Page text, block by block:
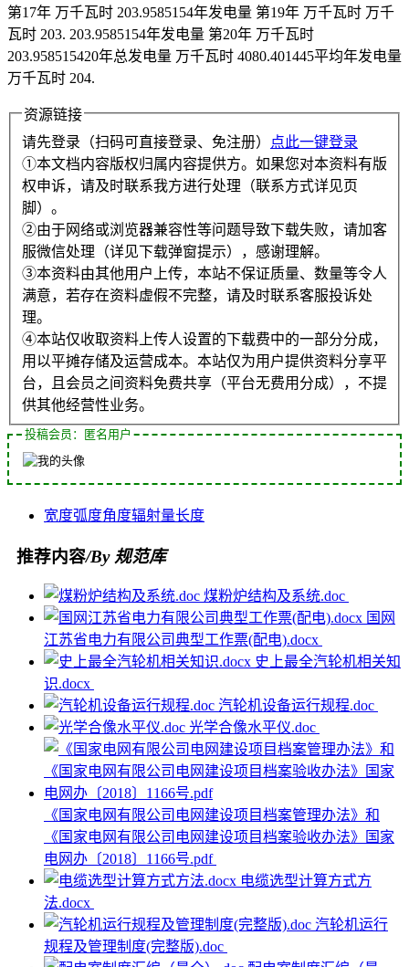
第17年 万千瓦时 203.9585154年发电量 第19年 万千瓦时 万千
瓦时 203. 203.9585154年发电量 第20年 万千瓦时
203.958515420年总发电量 万千瓦时 4080.401445平均年发电量
万千瓦时 204.
资源链接
请先登录（扫码可直接登录、免注册）
点此一键登录
①本文档内容版权归属内容提供方。如果您对本资料有版
权申诉，请及时联系我方进行处理（联系方式详见页
脚）。
②由于网络或浏览器兼容性等问题导致下载失败，请加客
服微信处理（详见下载弹窗提示），感谢理解。
③本资料由其他用户上传，本站不保证质量、数量等令人
满意，若存在资料虚假不完整，请及时联系客服投诉处
理。
④本站仅收取资料上传人设置的下载费中的一部分分成，
用以平摊存储及运营成本。本站仅为用户提供资料分享平
台，且会员之间资料免费共享（平台无费用分成），不提
供其他经营性业务。
投稿会员：匿名用户
宽度弧度角度辐射量长度
推荐内容/By 规范库
煤粉炉结构及系统.doc
国网
江苏省电力有限公司典型工作票(配电).docx
史上最全汽轮机相关知
识.docx
汽轮机设备运行规程.doc
光学合像水平仪.doc
《国家电网有限公司电网建设项目档案管理办法》和
《国家电网有限公司电网建设项目档案验收办法》国家
电网办〔2018〕1166号.pdf
电缆选型计算方式方
法.docx
汽轮机运行
规程及管理制度(完整版).doc